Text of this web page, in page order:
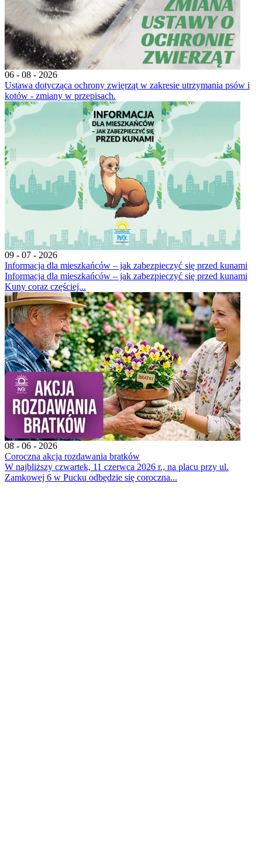
06 - 08 - 2026
Ustawa dotycząca ochrony zwięrząt w zakresie utrzymania psów i
kotów - zmiany w przepisach.
09 - 07 - 2026
Informacja dla mieszkańców – jak zabezpieczyć się przed kunami
Informacja dla mieszkańców – jak zabezpieczyć się przed kunami
Kuny coraz częściej...
08 - 06 - 2026
Coroczna akcja rozdawania bratków
W najbliższy czwartek, 11 czerwca 2026 r., na placu przy ul.
Zamkowej 6 w Pucku odbędzie się coroczna...